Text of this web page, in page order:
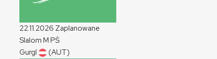
22.11.2026 Zaplanowane
Slalom M PŚ
Gurgl
(AUT)